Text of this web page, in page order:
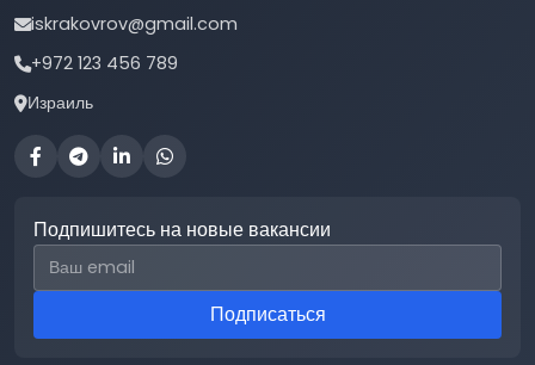
iskrakovrov@gmail.com
+972 123 456 789
Израиль
Подпишитесь на новые вакансии
Email для подписки
Подписаться